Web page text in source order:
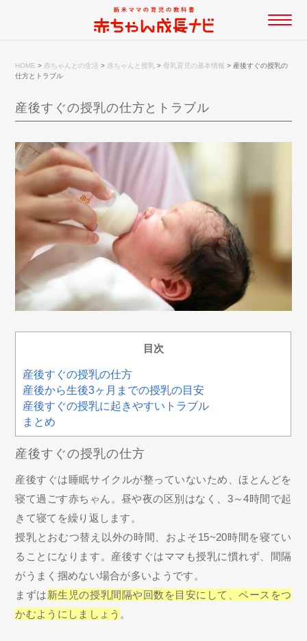
HOME > 赤ちゃんとの生活 > 赤ちゃんと授乳 >母乳育児の基本情報 > 産後すぐの授乳の
仕方とトラブル
産後すぐの授乳の仕方とトラブル
目次
産後すぐの授乳の仕方
産後から生後3ヶ月までの授乳の目安
産後すぐの授乳に起きやすいトラブル
まとめ
産後すぐの授乳の仕方
産後すぐは睡眠サイクルが整っていないため、ほとんどを
寝て過ごす赤ちゃん。昼や夜の区別はなく、3～4時間で起
きて寝てを繰り返します。
授乳とおむつ替え以外の時間、およそ15~20時間を寝てい
ることになります。産後すぐはママも授乳に慣れず、間隔
がうまく掴めない場合が多いようです。
まずは新生児の授乳間隔や回数を目安にして、ペースをつ
かむようにしましょう 。